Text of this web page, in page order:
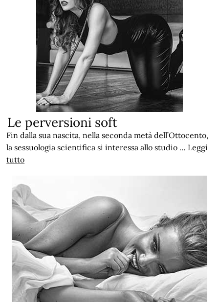
Le perversioni soft
Fin dalla sua nascita, nella seconda metà dell’Ottocento,
la sessuologia scientifica si interessa allo studio … Leggi
tutto